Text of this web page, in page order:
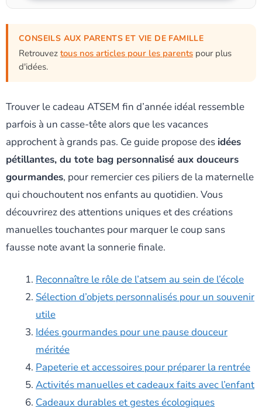
CONSEILS AUX PARENTS ET VIE DE FAMILLE
Retrouvez tous nos articles pour les parents pour plus
d'idées.
Trouver le cadeau ATSEM fin d’année idéal ressemble
parfois à un casse-tête alors que les vacances
approchent à grands pas. Ce guide propose des idées
pétillantes, du tote bag personnalisé aux douceurs
gourmandes, pour remercier ces piliers de la maternelle
qui chouchoutent nos enfants au quotidien. Vous
découvrirez des attentions uniques et des créations
manuelles touchantes pour marquer le coup sans
fausse note avant la sonnerie finale.
Reconnaître le rôle de l’atsem au sein de l’école
Sélection d’objets personnalisés pour un souvenir
utile
Idées gourmandes pour une pause douceur
méritée
Papeterie et accessoires pour préparer la rentrée
Activités manuelles et cadeaux faits avec l’enfant
Cadeaux durables et gestes écologiques